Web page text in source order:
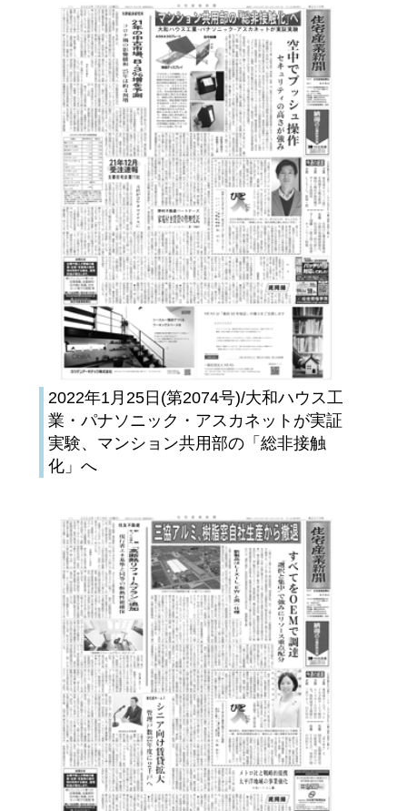
2022年1月25日(第2074号)/大和ハウス工
業・パナソニック・アスカネットが実証
実験、マンション共用部の「総非接触
化」へ